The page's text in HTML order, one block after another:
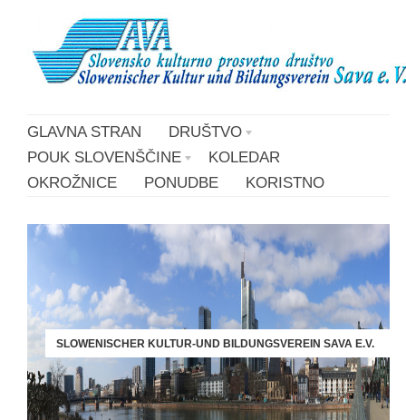
GLAVNA STRAN
DRUŠTVO
POUK SLOVENŠČINE
KOLEDAR
OKROŽNICE
PONUDBE KORISTNO
SLOWENISCHER KULTUR-UND BILDUNGSVEREIN SAVA E.V.